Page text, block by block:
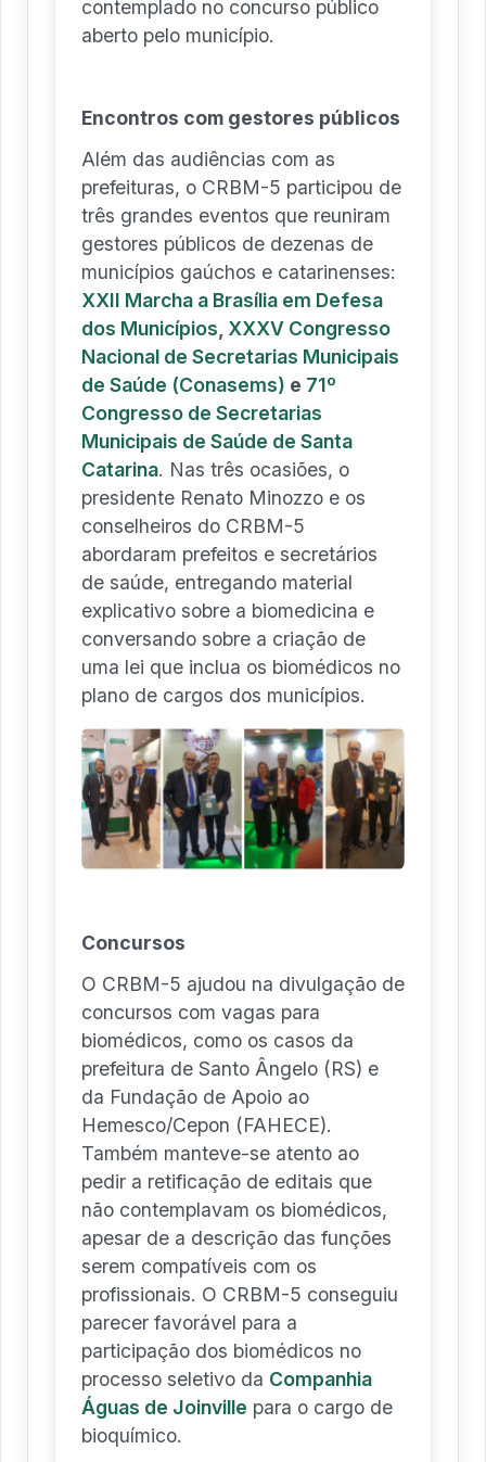
contemplado no concurso público
aberto pelo município.
Encontros com gestores públicos
Além das audiências com as
prefeituras, o CRBM-5 participou de
três grandes eventos que reuniram
gestores públicos de dezenas de
municípios gaúchos e catarinenses:
XXII Marcha a Brasília em Defesa
dos Municípios, XXXV Congresso
Nacional de Secretarias Municipais
de Saúde (Conasems) e 71º
Congresso de Secretarias
Municipais de Saúde de Santa
Catarina. Nas três ocasiões, o
presidente Renato Minozzo e os
conselheiros do CRBM-5
abordaram prefeitos e secretários
de saúde, entregando material
explicativo sobre a biomedicina e
conversando sobre a criação de
uma lei que inclua os biomédicos no
plano de cargos dos municípios.
Concursos
O CRBM-5 ajudou na divulgação de
concursos com vagas para
biomédicos, como os casos da
prefeitura de Santo Ângelo (RS) e
da Fundação de Apoio ao
Hemesco/Cepon (FAHECE).
Também manteve-se atento ao
pedir a retificação de editais que
não contemplavam os biomédicos,
apesar de a descrição das funções
serem compatíveis com os
profissionais. O CRBM-5 conseguiu
parecer favorável para a
participação dos biomédicos no
processo seletivo da Companhia
Águas de Joinville para o cargo de
bioquímico.